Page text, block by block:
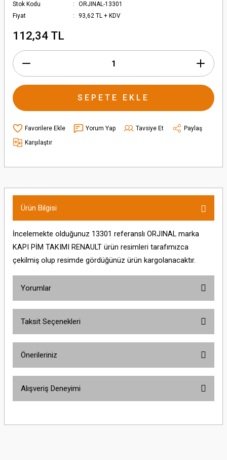
Stok Kodu
ORJINAL-13301
Fiyat
93,62 TL + KDV
112,34 TL
SEPETE EKLE
Yorum Yap Tavsiye Et
Paylaş
Karşılaştır
Ürün Bilgisi
İncelemekte olduğunuz 13301 referanslı ORJINAL marka
KAPI PİM TAKIMI RENAULT ürün resimleri tarafımızca
çekilmiş olup resimde gördüğünüz ürün kargolanacaktır.
Yorumlar
Taksit Seçenekleri
Önerileriniz
yetersiz gördüğünüz noktaları öneri formunu kullanarak tarafımıza
Alışveriş Deneyimi